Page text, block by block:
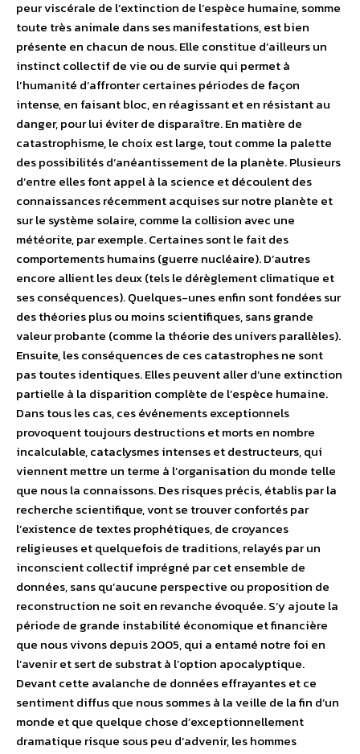
peur viscérale de l’extinction de l’espèce humaine, somme
toute très animale dans ses manifestations, est bien
présente en chacun de nous. Elle constitue d’ailleurs un
instinct collectif de vie ou de survie qui permet à
l’humanité d’affronter certaines périodes de façon
intense, en faisant bloc, en réagissant et en résistant au
danger, pour lui éviter de disparaître. En matière de
catastrophisme, le choix est large, tout comme la palette
des possibilités d’anéantissement de la planète. Plusieurs
d’entre elles font appel à la science et découlent des
connaissances récemment acquises sur notre planète et
sur le système solaire, comme la collision avec une
météorite, par exemple. Certaines sont le fait des
comportements humains (guerre nucléaire). D’autres
encore allient les deux (tels le dérèglement climatique et
ses conséquences). Quelques-unes enfin sont fondées sur
des théories plus ou moins scientifiques, sans grande
valeur probante (comme la théorie des univers parallèles).
Ensuite, les conséquences de ces catastrophes ne sont
pas toutes identiques. Elles peuvent aller d’une extinction
partielle à la disparition complète de l’espèce humaine.
Dans tous les cas, ces événements exceptionnels
provoquent toujours destructions et morts en nombre
incalculable, cataclysmes intenses et destructeurs, qui
viennent mettre un terme à l’organisation du monde telle
que nous la connaissons. Des risques précis, établis par la
recherche scientifique, vont se trouver confortés par
l’existence de textes prophétiques, de croyances
religieuses et quelquefois de traditions, relayés par un
inconscient collectif imprégné par cet ensemble de
données, sans qu’aucune perspective ou proposition de
reconstruction ne soit en revanche évoquée. S’y ajoute la
période de grande instabilité économique et financière
que nous vivons depuis 2005, qui a entamé notre foi en
l’avenir et sert de substrat à l’option apocalyptique.
Devant cette avalanche de données effrayantes et ce
sentiment diffus que nous sommes à la veille de la fin d’un
monde et que quelque chose d’exceptionnellement
dramatique risque sous peu d’advenir, les hommes